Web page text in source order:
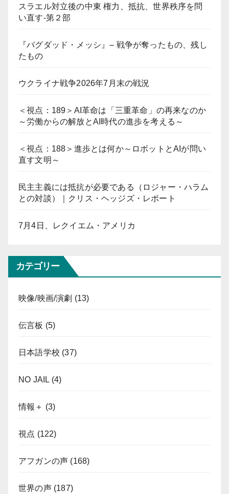
スラエル対立後の中東 権力、抵抗、世界秩序を問
い直す-第２部
『バグダッド・メッシ』– 戦争が奪ったもの、残し
たもの
ウクライナ戦争2026年7月末の戦況
＜視点：189＞AI革命は「三重革命」の再来なのか
～労働からの解放とAI時代の進歩を考える～
＜視点：188＞進歩とは何か～ロボットとAIが問い
直す文明～
民主主義には抵抗が必要である（ロジャー・ハラム
との対談）｜クリス・ヘッジズ・レポート
7月4日、レクイエム・アメリカ
カテゴリー
映像/映画/演劇 (13)
伝言板 (5)
日本語学校 (37)
NO JAIL (4)
情報＋ (3)
視点 (122)
アフガンの声 (168)
世界の声(187)